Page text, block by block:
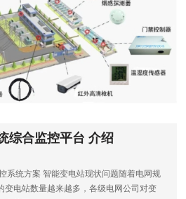
综合监控平台 介绍
系统方案 智能变电站现状问题随着电网规
变电站数量越来越多，各级电网公司对变